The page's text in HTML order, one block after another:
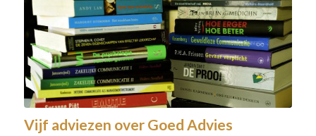
Vijf adviezen over Goed Advies